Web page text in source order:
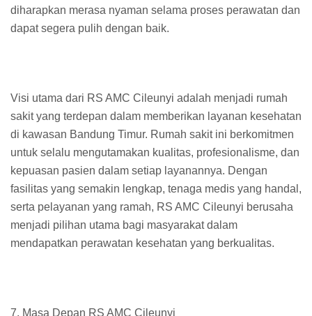
diharapkan merasa nyaman selama proses perawatan dan
dapat segera pulih dengan baik.
Visi utama dari RS AMC Cileunyi adalah menjadi rumah
sakit yang terdepan dalam memberikan layanan kesehatan
di kawasan Bandung Timur. Rumah sakit ini berkomitmen
untuk selalu mengutamakan kualitas, profesionalisme, dan
kepuasan pasien dalam setiap layanannya. Dengan
fasilitas yang semakin lengkap, tenaga medis yang handal,
serta pelayanan yang ramah, RS AMC Cileunyi berusaha
menjadi pilihan utama bagi masyarakat dalam
mendapatkan perawatan kesehatan yang berkualitas.
7. Masa Depan RS AMC Cileunyi